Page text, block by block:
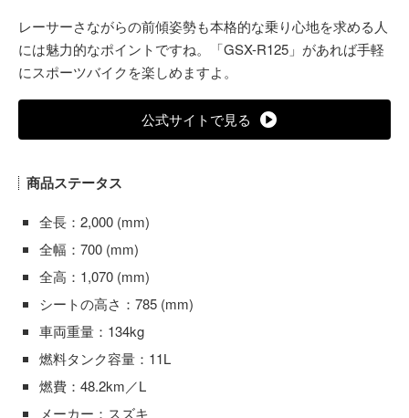
レーサーさながらの前傾姿勢も本格的な乗り心地を求める人
には魅力的なポイントですね。「GSX-R125」があれば手軽
にスポーツバイクを楽しめますよ。
公式サイトで見る
商品ステータス
全長：2,000 (mm)
全幅：700 (mm)
全高：1,070 (mm)
シートの高さ：785 (mm)
車両重量：134kg
燃料タンク容量：11L
燃費：48.2km／L
メーカー：スズキ